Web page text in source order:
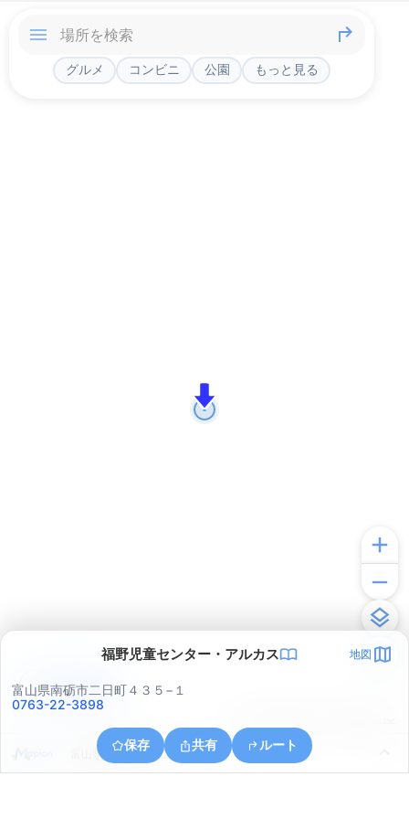
グルメ コンビニ 公園 もっと見る
福野児童センター・アルカス 地図
富山県南砺市二日町４３５−１
0763-22-3898
保存 共有 ルート
富山県南砺市下吉江
アプリで見る